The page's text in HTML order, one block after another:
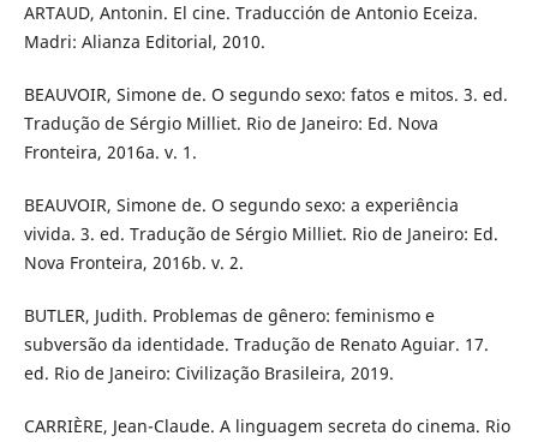
ARTAUD, Antonin. El cine. Traducción de Antonio Eceiza.
Madri: Alianza Editorial, 2010.
BEAUVOIR, Simone de. O segundo sexo: fatos e mitos. 3. ed.
Tradução de Sérgio Milliet. Rio de Janeiro: Ed. Nova
Fronteira, 2016a. v. 1.
BEAUVOIR, Simone de. O segundo sexo: a experiência
vivida. 3. ed. Tradução de Sérgio Milliet. Rio de Janeiro: Ed.
Nova Fronteira, 2016b. v. 2.
BUTLER, Judith. Problemas de gênero: feminismo e
subversão da identidade. Tradução de Renato Aguiar. 17.
ed. Rio de Janeiro: Civilização Brasileira, 2019.
CARRIÈRE, Jean-Claude. A linguagem secreta do cinema. Rio